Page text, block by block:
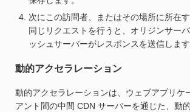
次にこの訪問者、またはその場所に所在
同じリクエストを行うと、オリジンサー
ッシュサーバーがレスポンスを送信します
動的アクセラレーション
動的アクセラレーションは、ウェブアプリケ
アント間の中間 CDN サーバーを通じた、動